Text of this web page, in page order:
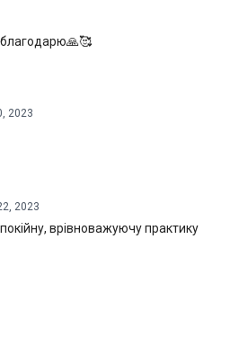
практика общей
блок для йоги
2023
2023
врівноважуючу практику